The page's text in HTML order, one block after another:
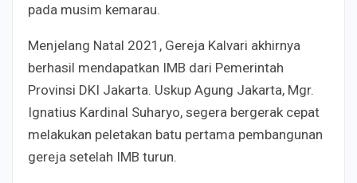
pada musim kemarau.
Menjelang Natal 2021, Gereja Kalvari akhirnya
berhasil mendapatkan IMB dari Pemerintah
Provinsi DKI Jakarta. Uskup Agung Jakarta, Mgr.
Ignatius Kardinal Suharyo, segera bergerak cepat
melakukan peletakan batu pertama pembangunan
gereja setelah IMB turun.